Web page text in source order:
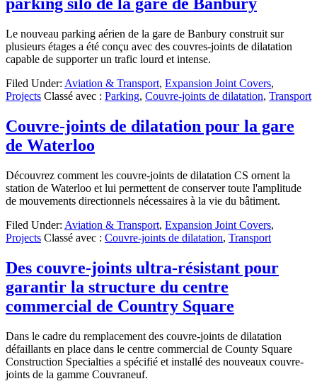
parking silo de la gare de Banbury
Le nouveau parking aérien de la gare de Banbury construit sur
plusieurs étages a été conçu avec des couvres-joints de dilatation
capable de supporter un trafic lourd et intense.
Filed Under: Aviation & Transport, Expansion Joint Covers,
Projects Classé avec : Parking, Couvre-joints de dilatation, Transport
Couvre-joints de dilatation pour la gare
de Waterloo
Découvrez comment les couvre-joints de dilatation CS ornent la
station de Waterloo et lui permettent de conserver toute l'amplitude
de mouvements directionnels nécessaires à la vie du bâtiment.
Filed Under: Aviation & Transport, Expansion Joint Covers,
Projects Classé avec : Couvre-joints de dilatation, Transport
Des couvre-joints ultra-résistant pour
garantir la structure du centre
commercial de Country Square
Dans le cadre du remplacement des couvre-joints de dilatation
défaillants en place dans le centre commercial de County Square
Construction Specialties a spécifié et installé des nouveaux couvre-
joints de la gamme Couvraneuf.